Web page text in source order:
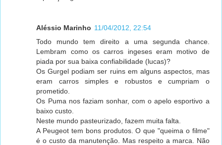
Aléssio Marinho 11/04/2012, 22:54
Todo mundo tem direito a uma segunda chance.
Lembram como os carros ingeses eram motivo de
piada por sua baixa confiabilidade (lucas)?
Os Gurgel podiam ser ruins em alguns aspectos, mas
eram carros simples e robustos e cumpriam o
prometido.
Os Puma nos faziam sonhar, com o apelo esportivo a
baixo custo.
Neste mundo pasteurizado, fazem muita falta.
A Peugeot tem bons produtos. O que "queima o filme"
é o custo da manutenção. Mas respeito a marca. Não